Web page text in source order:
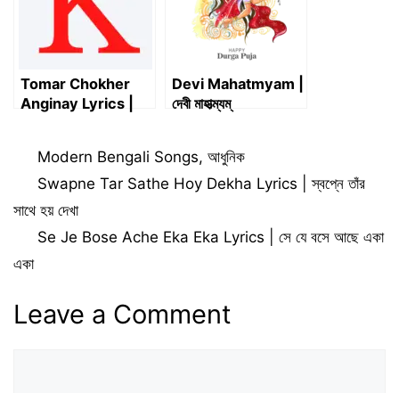
Tomar Chokher
Anginay Lyrics |
Devi Mahatmyam |
দেবী মাহাত্ম্যম্
Categories
Modern Bengali Songs,আধুনিক
Swapne Tar Sathe Hoy Dekha Lyrics | স্বপ্নে তাঁর
সাথে হয় দেখা
Se Je Bose Ache Eka Eka Lyrics | সে যে বসে আছে একা
একা
Leave a Comment